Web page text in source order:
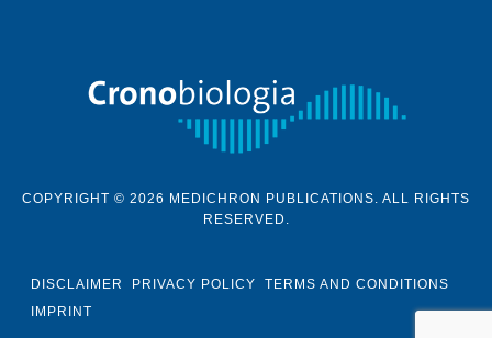
COPYRIGHT © 2026 MEDICHRON PUBLICATIONS. ALL RIGHTS
RESERVED.
DISCLAIMER PRIVACY POLICY
TERMS AND CONDITIONS
IMPRINT